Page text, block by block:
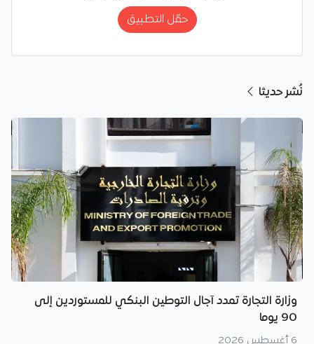
حمّل التطبيق
نُشر حديثا
وزارة التجارة تمدد آجال التوطين البنكي للمستوردين إلى
90 يوما
6 أغسطس 2026